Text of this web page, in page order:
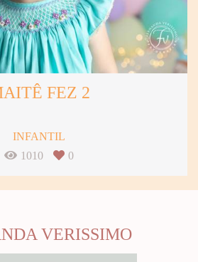
FEZ 2
INFANTIL
1010
0
VERISSIMO